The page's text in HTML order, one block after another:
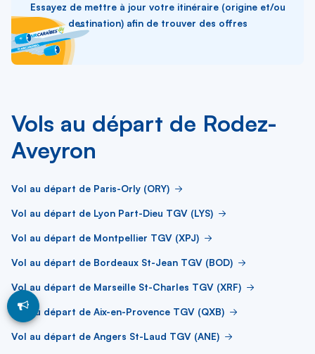
Essayez de mettre à jour votre itinéraire (origine et/ou
destination) afin de trouver des offres
Vols au départ de Rodez-
Aveyron
Vol au départ de Paris-Orly (ORY)
Vol au départ de Lyon Part-Dieu TGV (LYS)
Vol au départ de Montpellier TGV (XPJ)
Vol au départ de Bordeaux St-Jean TGV (BOD)
Vol au départ de Marseille St-Charles TGV (XRF)
Vol au départ de Aix-en-Provence TGV (QXB)
Vol au départ de Angers St-Laud TGV (ANE)